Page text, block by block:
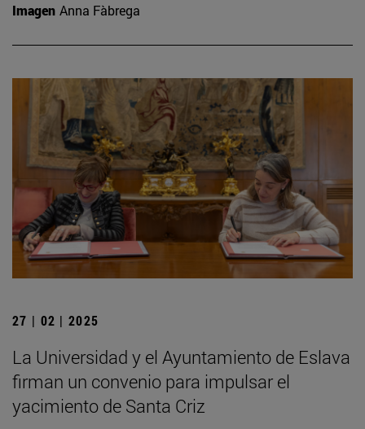
Imagen Anna Fàbrega
27 | 02 | 2025
La Universidad y el Ayuntamiento de Eslava
firman un convenio para impulsar el
yacimiento de Santa Criz